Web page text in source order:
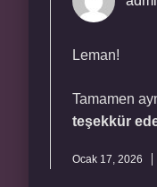
Leman!
Tamamen
teşekkür
Ocak 17, 2026